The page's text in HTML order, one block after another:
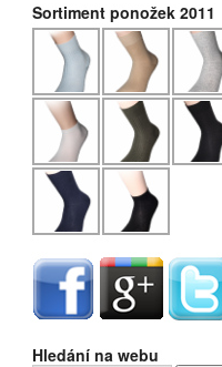
Sortiment ponožek 2011
Hledání na webu